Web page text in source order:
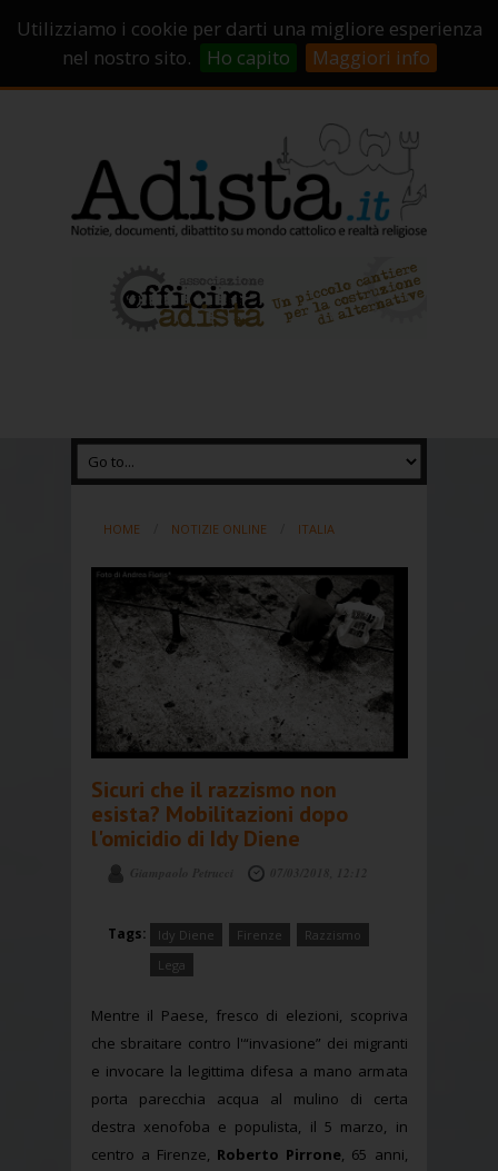
Utilizziamo i cookie per darti una migliore esperienza
nel nostro sito.
Ho capito Maggiori info
Campagne di crowdfunding
Chi Siamo
HOME NOTIZIE ONLINE ITALIA
Sicuri che il razzismo non
esista? Mobilitazioni dopo
l'omicidio di Idy Diene
Tags: Idy Diene Firenze
Razzismo
Lega
Mentre il Paese, fresco di elezioni, scopriva
che sbraitare contro l'“invasione” dei migranti
e invocare la legittima difesa a mano armata
porta parecchia acqua al mulino di certa
destra xenofoba e populista, il 5 marzo, in
centro a Firenze, Roberto Pirrone, 65 anni,